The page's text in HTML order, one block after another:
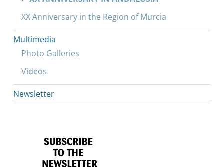
XX Anniversary in the Region of Murcia
Multimedia
Photo Galleries
Videos
Newsletter